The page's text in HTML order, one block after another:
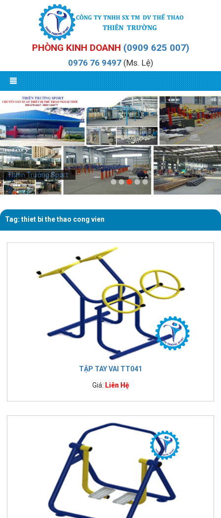
PHÒNG KINH DOANH (0909 625 007)
0976 76 9497(Ms. Lệ)
Thiên Trường Sport
Tag: thiet bi the thao cong vien
TẬP TAY VAI TT041
Giá: Liên Hệ